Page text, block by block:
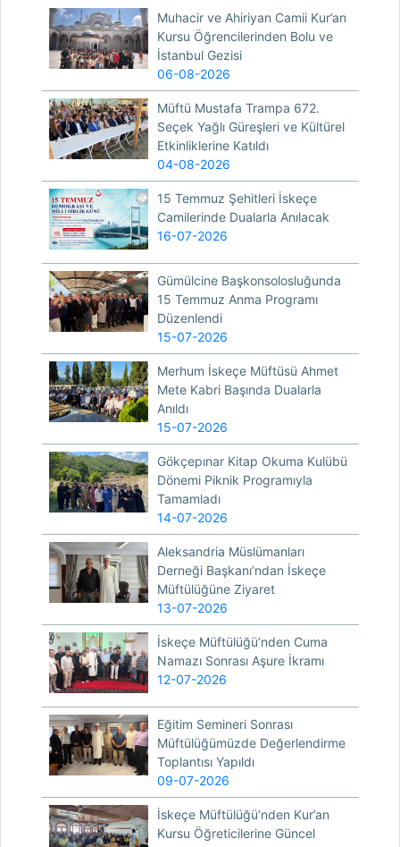
Muhacir ve Ahiriyan Camii Kur’an
Kursu Öğrencilerinden Bolu ve
İstanbul Gezisi
06-08-2026
Müftü Mustafa Trampa 672.
Seçek Yağlı Güreşleri ve Kültürel
Etkinliklerine Katıldı
04-08-2026
15 Temmuz Şehitleri İskeçe
Camilerinde Dualarla Anılacak
16-07-2026
Gümülcine Başkonsolosluğunda
15 Temmuz Anma Programı
Düzenlendi
15-07-2026
Merhum İskeçe Müftüsü Ahmet
Mete Kabri Başında Dualarla
Anıldı
15-07-2026
Gökçepınar Kitap Okuma Kulübü
Dönemi Piknik Programıyla
Tamamladı
14-07-2026
Aleksandria Müslümanları
Derneği Başkanı’ndan İskeçe
Müftülüğüne Ziyaret
13-07-2026
İskeçe Müftülüğü’nden Cuma
Namazı Sonrası Aşure İkramı
12-07-2026
Eğitim Semineri Sonrası
Müftülüğümüzde Değerlendirme
Toplantısı Yapıldı
09-07-2026
İskeçe Müftülüğü’nden Kur’an
Kursu Öğreticilerine Güncel